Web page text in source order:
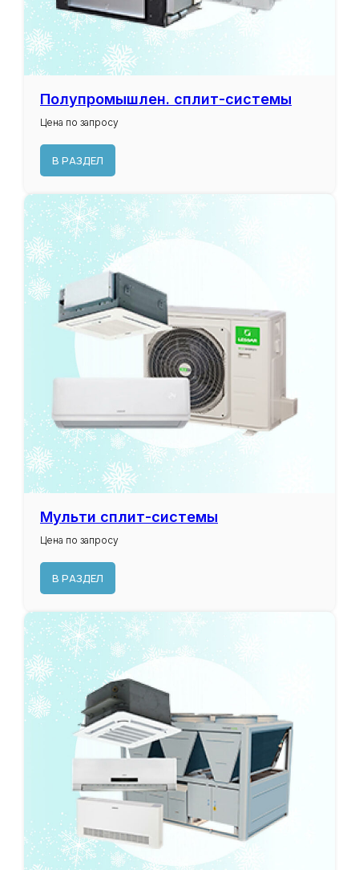
Полупромышлен. сплит-системы
Цена по запросу
В РАЗДЕЛ
Мульти сплит-системы
Цена по запросу
В РАЗДЕЛ